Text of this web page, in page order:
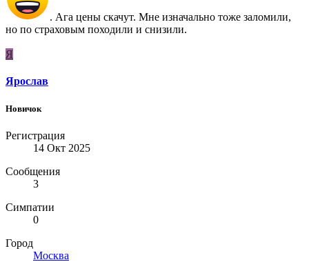
. Ага цены скачут. Мне изначально тоже заломили,
но по страховым походили и снизили.
Я
Ярослав
Новичок
Регистрация
14 Окт 2025
Сообщения
3
Симпатии
0
Город
Москва